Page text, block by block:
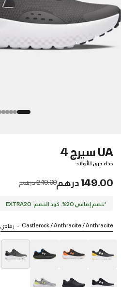
UA سيرج 4
حذاء جري للأولاد
149.00 درهم Price reduced from
249.00 درهم to
*خصم إضافي 20%. كود الخصم: EXTRA20
Castlerock / Anthracite / Anthracite رمادي